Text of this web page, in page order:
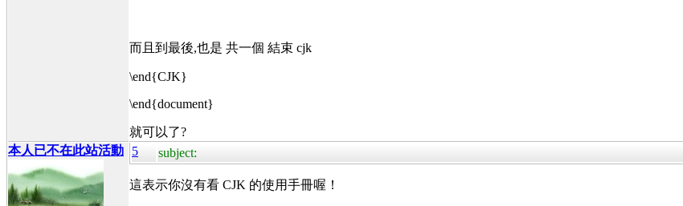
而且到最後,也是 共一個 結束 cjk
\end{CJK}
\end{document}
就可以了?
本人已不在此站活動
5 subject:
這表示你沒有看 CJK 的使用手冊喔！